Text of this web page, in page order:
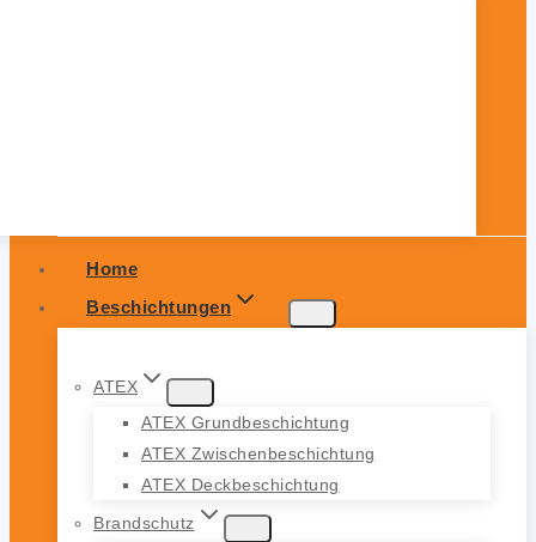
Home
Beschichtungen
ATEX
ATEX Grundbeschichtung
ATEX Zwischenbeschichtung
ATEX Deckbeschichtung
Brandschutz